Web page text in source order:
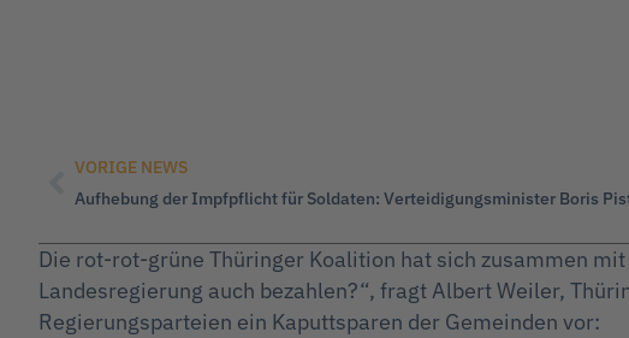
VORIGE NEWS
Die rot-rot-grüne Thüringer Koalition hat sich zusammen
Landesregierung auch bezahlen?“, fragt Albert Weiler,
Regierungsparteien ein Kaputtsparen der Gemeinden vor: